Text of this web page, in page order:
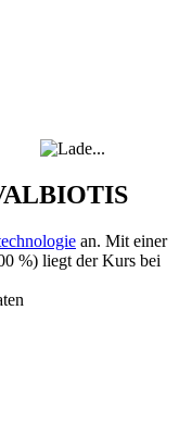
an. Mit einer
%) liegt der Kurs bei